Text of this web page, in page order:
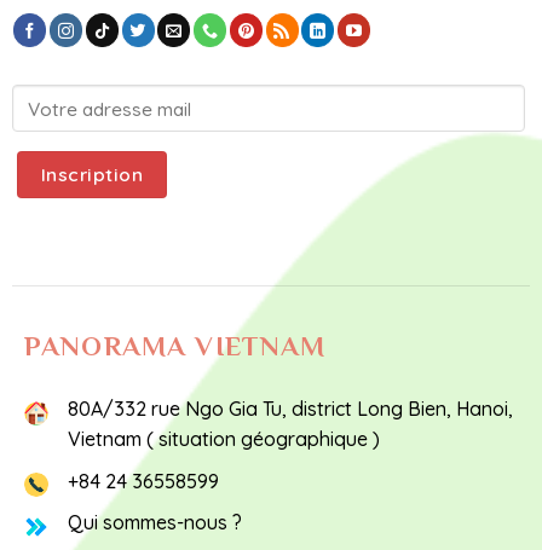
PANORAMA VIETNAM
80A/332 rue Ngo Gia Tu, district Long Bien, Hanoi,
Vietnam (situation géographique )
+84 24 36558599
Qui sommes-nous ?